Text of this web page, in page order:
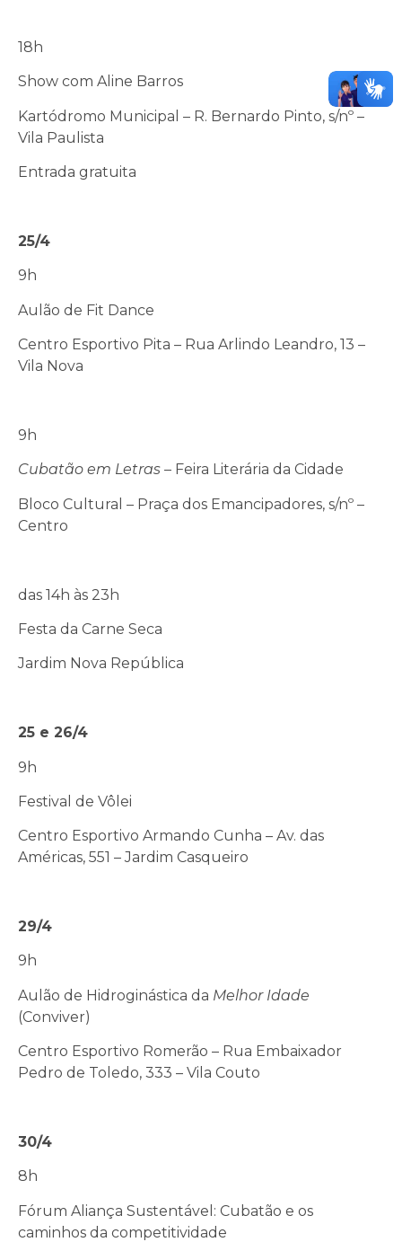
18h
Show com Aline Barros
Kartódromo Municipal – R. Bernardo Pinto, s/nº –
Vila Paulista
Entrada gratuita
25/4
9h
Aulão de Fit Dance
Centro Esportivo Pita – Rua Arlindo Leandro, 13 –
Vila Nova
9h
Cubatão em Letras – Feira Literária da Cidade
Bloco Cultural – Praça dos Emancipadores, s/nº –
Centro
das 14h às 23h
Festa da Carne Seca
Jardim Nova República
25 e 26/4
9h
Festival de Vôlei
Centro Esportivo Armando Cunha – Av. das
Américas, 551 – Jardim Casqueiro
29/4
9h
Aulão de Hidroginástica da Melhor Idade
(Conviver)
Centro Esportivo Romerão – Rua Embaixador
Pedro de Toledo, 333 – Vila Couto
30/4
8h
Fórum Aliança Sustentável: Cubatão e os
caminhos da competitividade